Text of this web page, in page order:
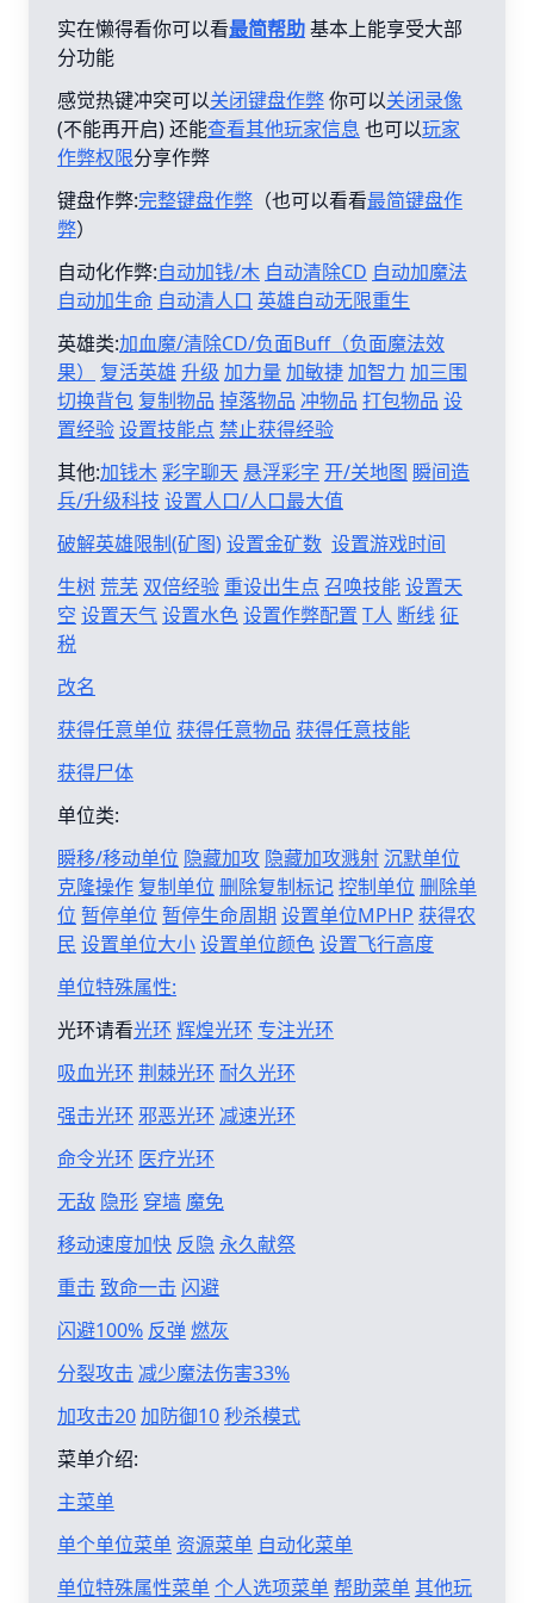
实在懒得看你可以看最简帮助基本上能享受大部
分功能
感觉热键冲突可以关闭键盘作弊你可以关闭录像
(不能再开启) 还能查看其他玩家信息 也可以玩家
作弊权限分享作弊
键盘作弊:完整键盘作弊 （也可以看看最简键盘作
弊）
自动化作弊:自动加钱/木 自动清除CD 自动加魔法
自动加生命 自动清人口 英雄自动无限重生
英雄类:加血魔/清除CD/负面Buff（负面魔法效
果）
复活英雄 升级 加力量 加敏捷加智力 加三围
切换背包 复制物品 掉落物品 冲物品 打包物品 设
置经验设置技能点 禁止获得经验
其他:加钱木彩字聊天 悬浮彩字 开/关地图 瞬间造
兵/升级科技 设置人口/人口最大值
破解英雄限制(矿图)设置金矿数 设置游戏时间
生树 荒芜 双倍经验 重设出生点 召唤技能设置天
空 设置天气设置水色设置作弊配置 T人 断线征
税
改名
获得任意单位 获得任意物品 获得任意技能
获得尸体
单位类:
瞬移/移动单位 隐藏加攻 隐藏加攻溅射沉默单位
克隆操作 复制单位 删除复制标记控制单位 删除单
位 暂停单位 暂停生命周期 设置单位MPHP 获得农
民 设置单位大小设置单位颜色设置飞行高度
单位特殊属性:
光环请看光环 辉煌光环 专注光环
吸血光环 荆棘光环 耐久光环
强击光环 邪恶光环 减速光环
命令光环 医疗光环
无敌 隐形 穿墙 魔免
移动速度加快 反隐 永久献祭
重击 致命一击 闪避
闪避100% 反弹燃灰
分裂攻击 减少魔法伤害33%
加攻击20加防御10秒杀模式
菜单介绍:
主菜单
单个单位菜单 资源菜单 自动化菜单
单位特殊属性菜单个人选项菜单帮助菜单其他玩